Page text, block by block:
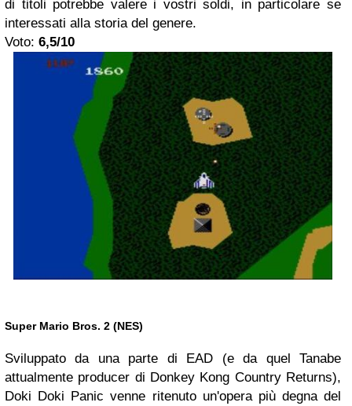
di titoli potrebbe valere i vostri soldi, in particolare se
interessati alla storia del genere.
Voto: 6,5/10
Super Mario Bros. 2 (NES)
Sviluppato da una parte di EAD (e da quel Tanabe
attualmente producer di Donkey Kong Country Returns),
Doki Doki Panic venne ritenuto un'opera più degna del